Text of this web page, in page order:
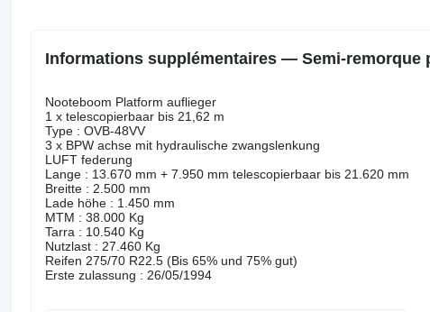
Informations supplémentaires — Semi-remorque
Nooteboom Platform auflieger
1 x telescopierbaar bis 21,62 m
Type : OVB-48VV
3 x BPW achse mit hydraulische zwangslenkung
LUFT federung
Lange : 13.670 mm + 7.950 mm telescopierbaar bis 21.620 mm
Breitte : 2.500 mm
Lade höhe : 1.450 mm
MTM : 38.000 Kg
Tarra : 10.540 Kg
Nutzlast : 27.460 Kg
Reifen 275/70 R22.5 (Bis 65% und 75% gut)
Erste zulassung : 26/05/1994